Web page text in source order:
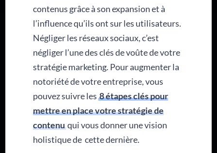
contenus grâce à son expansion et à
l’influence qu’ils ont sur les utilisateurs.
Négliger les réseaux sociaux, c’est
négliger l’une des clés de voûte de votre
stratégie marketing. Pour augmenter la
notoriété de votre entreprise, vous
pouvez suivre les8 étapes clés pour
mettre en place votre stratégie de
contenuqui vous donner une vision
holistique de cette dernière.